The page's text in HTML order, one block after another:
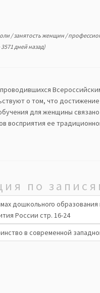
/занятость женщин /
дней назад)
о том, что
для женщины
восприятия ее
по
дошкольного
России cтр. 16-24
в современной